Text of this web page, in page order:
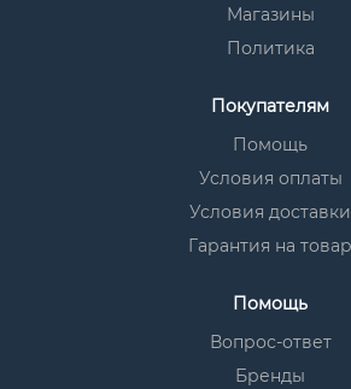
Магазины
Политика
Покупателям
Помощь
Условия оплаты
Условия доставки
Гарантия на товар
Помощь
Вопрос-ответ
Бренды